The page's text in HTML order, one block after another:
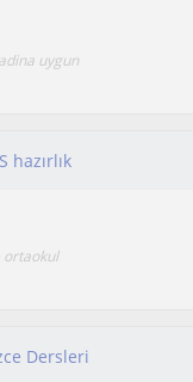
uygun
hazırlık
ortaokul
Dersleri